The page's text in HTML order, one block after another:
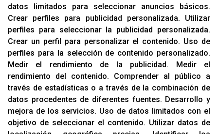
Aviso Legal
Sobre Nosotros
Cookies
Política De Privacidad
OFICINAS
C/ Rozabella, 6
datos limitados para seleccionar anuncios básicos.
Crear perfiles para publicidad personalizada. Utilizar
perfiles para seleccionar la publicidad personalizada.
Crear un perfil para personalizar el contenido. Uso de
perfiles para la selección de contenido personalizado.
Medir el rendimiento de la publicidad. Medir el
rendimiento del contenido. Comprender al público a
través de estadísticas o a través de la combinación de
datos procedentes de diferentes fuentes. Desarrollo y
mejora de los servicios. Uso de datos limitados con el
objetivo de seleccionar el contenido. Utilizar datos de